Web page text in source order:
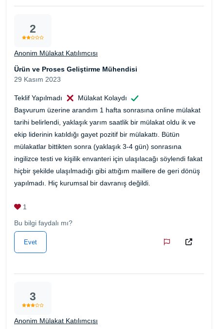
2
Anonim Mülakat Katılımcısı
Ürün ve Proses Geliştirme Mühendisi
29 Kasım 2023
Teklif Yapılmadı
Mülakat Kolaydı
Başvurum üzerine arandım 1 hafta sonrasına online mülakat
tarihi belirlendi, yaklaşık yarım saatlik bir mülakat oldu ik ve
ekip liderinin katıldığı gayet pozitif bir mülakattı. Bütün
mülakatlar bittikten sonra (yaklaşık 3-4 gün) sonrasına
ingilizce testi ve kişilik envanteri için ulaşılacağı söylendi fakat
hiçbir şekilde ulaşılmadığı gibi attığım maillere de geri dönüş
yapılmadı. Hiç kurumsal bir davranış değildi.
1
Bu bilgi faydalı mı?
Evet
3
Anonim Mülakat Katılımcısı